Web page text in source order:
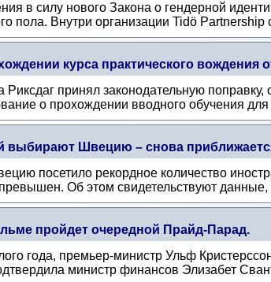
в силу нового Закона о гендерной
пола. Внутри организации Tidö Partnership
курса практического вождения
Риксдаг принял законодательную
о прохождении вводного обучения для
выбирают Швецию – снова
посетило рекордное количество
превышен. Об этом свидетельствуют
пройдет очередной Прайд-Парад.
года, премьер-министр Ульф
министр финансов Элизабет